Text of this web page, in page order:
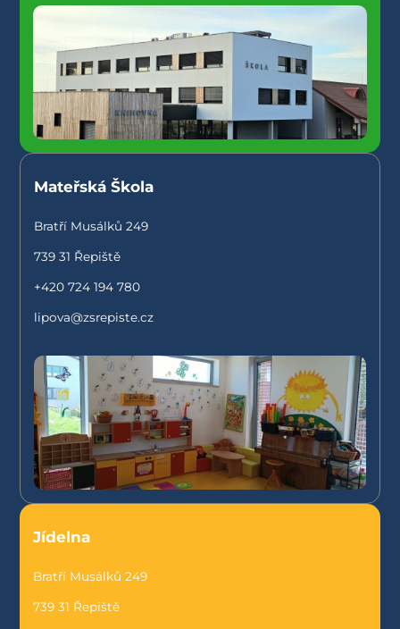
Mateřská Škola
Bratří Musálků 249
739 31 Řepiště
+420 724 194 780
lipova@zsrepiste.cz
Jídelna
Bratří Musálků 249
739 31 Řepiště